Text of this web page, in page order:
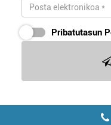
Pribatutasun